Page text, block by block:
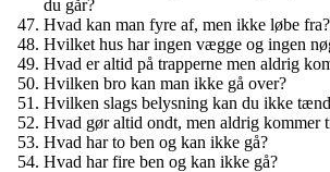
du går?
Hvad kan man fyre af, men ikke løbe fra?
Hvilket hus har ingen vægge og ingen
Hvad er altid på trapperne men aldrig
Hvilken bro kan man ikke gå over?
Hvilken slags belysning kan du ikke
Hvad gør altid ondt, men aldrig kommer
Hvad har to ben og kan ikke gå?
Hvad har fire ben og kan ikke gå?